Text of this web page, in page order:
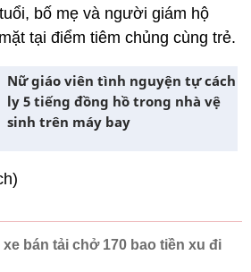
bố mẹ và người giám hộ
tại điểm tiêm chủng cùng trẻ.
Nữ giáo viên tình nguyện tự cách
ly 5 tiếng đồng hồ trong nhà vệ
sinh trên máy bay
bán tải chở 170 bao tiền xu đi